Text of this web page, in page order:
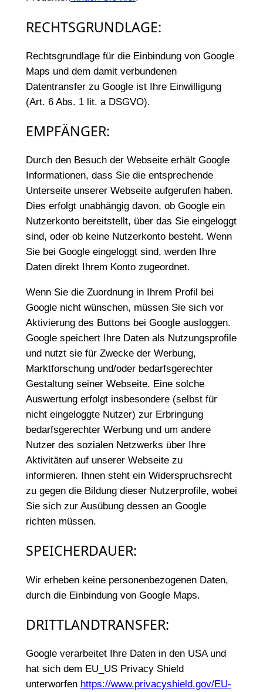
RECHTSGRUNDLAGE:
Rechtsgrundlage für die Einbindung von Google
Maps und dem damit verbundenen
Datentransfer zu Google ist Ihre Einwilligung
(Art. 6 Abs. 1 lit. a DSGVO).
EMPFÄNGER:
Durch den Besuch der Webseite erhält Google
Informationen, dass Sie die entsprechende
Unterseite unserer Webseite aufgerufen haben.
Dies erfolgt unabhängig davon, ob Google ein
Nutzerkonto bereitstellt, über das Sie eingeloggt
sind, oder ob keine Nutzerkonto besteht. Wenn
Sie bei Google eingeloggt sind, werden Ihre
Daten direkt Ihrem Konto zugeordnet.
Wenn Sie die Zuordnung in Ihrem Profil bei
Google nicht wünschen, müssen Sie sich vor
Aktivierung des Buttons bei Google ausloggen.
Google speichert Ihre Daten als Nutzungsprofile
und nutzt sie für Zwecke der Werbung,
Marktforschung und/oder bedarfsgerechter
Gestaltung seiner Webseite. Eine solche
Auswertung erfolgt insbesondere (selbst für
nicht eingeloggte Nutzer) zur Erbringung
bedarfsgerechter Werbung und um andere
Nutzer des sozialen Netzwerks über Ihre
Aktivitäten auf unserer Webseite zu
informieren. Ihnen steht ein Widerspruchsrecht
zu gegen die Bildung dieser Nutzerprofile, wobei
Sie sich zur Ausübung dessen an Google
richten müssen.
SPEICHERDAUER:
Wir erheben keine personenbezogenen Daten,
durch die Einbindung von Google Maps.
DRITTLANDTRANSFER:
Google verarbeitet Ihre Daten in den USA und
hat sich dem EU_US Privacy Shield
unterworfen https://www.privacyshield.gov/EU-